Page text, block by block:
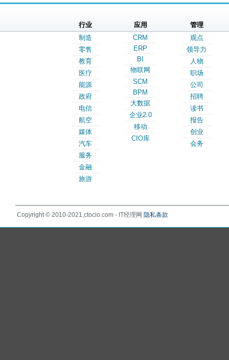
行业
制造
零售
教育
医疗
能源
政府
电信
航空
媒体
汽车
服务
金融
旅游
应用
CRM
ERP
BI
物联网
SCM
BPM
大数据
企业2.0
移动
CIO库
管理
观点
领导力
人物
职场
公司
招聘
读书
报告
创业
会务
Copyright © 2010-2021,ctocio.com - IT经理网 隐私条款